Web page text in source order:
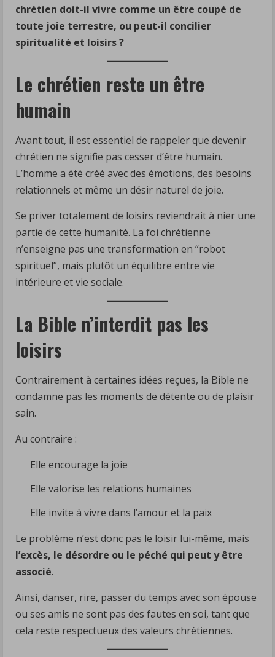
chrétien doit-il vivre comme un être coupé de
toute joie terrestre, ou peut-il concilier
spiritualité et loisirs ?
Le chrétien reste un être
humain
Avant tout, il est essentiel de rappeler que devenir
chrétien ne signifie pas cesser d’être humain.
L’homme a été créé avec des émotions, des besoins
relationnels et même un désir naturel de joie.
Se priver totalement de loisirs reviendrait à nier une
partie de cette humanité. La foi chrétienne
n’enseigne pas une transformation en “robot
spirituel”, mais plutôt un équilibre entre vie
intérieure et vie sociale.
La Bible n’interdit pas les
loisirs
Contrairement à certaines idées reçues, la Bible ne
condamne pas les moments de détente ou de plaisir
sain.
Au contraire :
Elle encourage la joie
Elle valorise les relations humaines
Elle invite à vivre dans l’amour et la paix
Le problème n’est donc pas le loisir lui-même, mais
l’excès, le désordre ou le péché qui peut y être
associé.
Ainsi, danser, rire, passer du temps avec son épouse
ou ses amis ne sont pas des fautes en soi, tant que
cela reste respectueux des valeurs chrétiennes.